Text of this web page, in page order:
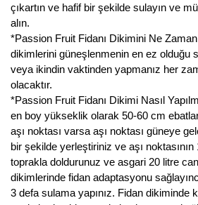
çıkartın ve hafif bir şekilde sulayın ve
alın.
*Passion Fruit Fidanı Dikimini Ne Zaman
dikimlerini güneşlenmenin en ez olduğu
veya ikindin vaktinden yapmanız her
olacaktır.
*Passion Fruit Fidanı Dikimi Nasıl
en boy yükseklik olarak 50-60 cm
aşı noktası varsa aşı noktası güneye
bir şekilde yerleştiriniz ve aşı
toprakla doldurunuz ve asgari 20 litre
dikimlerinde fidan adaptasyonu
3 defa sulama yapınız. Fidan dikiminde